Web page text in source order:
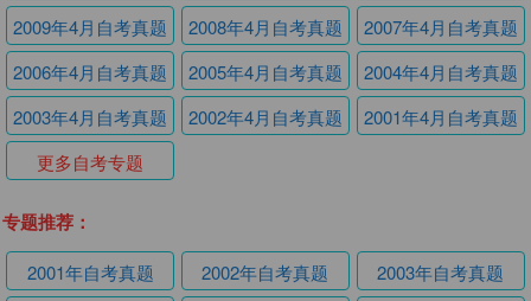
2009年4月自考真题
2008年4月自考真题
2007年4月自考真题
2006年4月自考真题
2005年4月自考真题
2004年4月自考真题
2003年4月自考真题
2002年4月自考真题
2001年4月自考真题
更多自考专题
专题推荐：
2001年自考真题 2002年自考真题
2003年自考真题